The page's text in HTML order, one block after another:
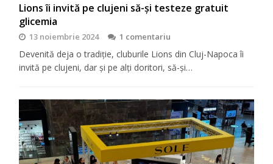
Lions îi invită pe clujeni să-şi testeze gratuit
glicemia
13 noiembrie 2024 1 comentariu
Devenită deja o tradiţie, cluburile Lions din Cluj-Napoca îi
invită pe clujeni, dar şi pe alţi doritori, să-şi…